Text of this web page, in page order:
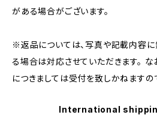
がある場合がございます。
※返品については、写真や記載内容
る場合は対応させていただきます。 な
につきましては受付を致しかねますの
International